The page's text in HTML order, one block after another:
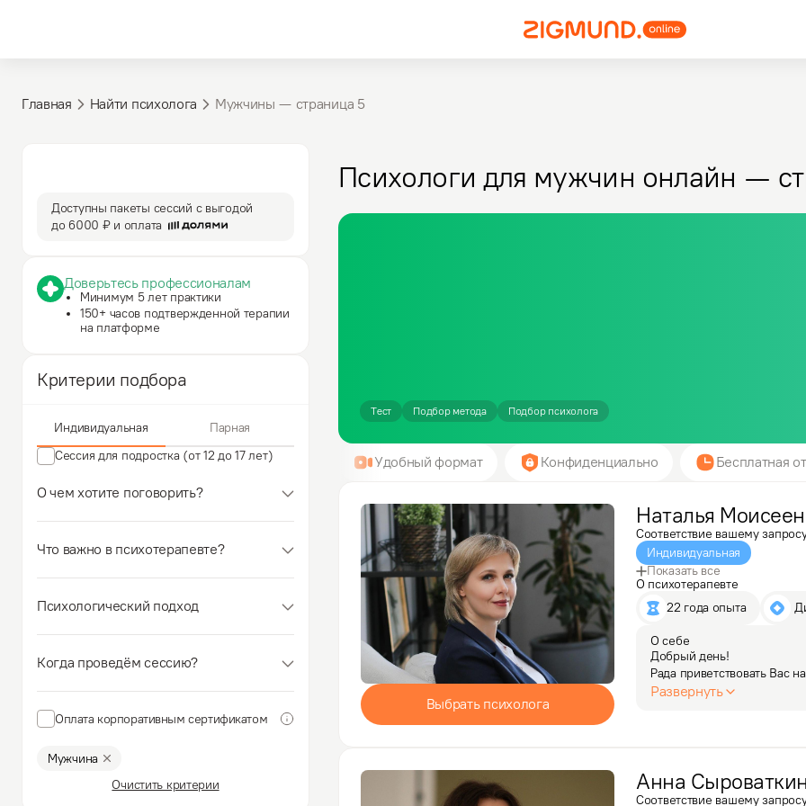
Главная Найти психолога Мужчины — cтраница 5
Доступны пакеты сессий с выгодой
до6000 ₽и оплата
Доверьтесь профессионалам
Минимум 5 лет практики
150+ часов подтвержденной терапии
на платформе
Критерии подбора
Индивидуальная
Парная
Сессия для подростка (от 12 до 17 лет)
О чем хотите поговорить?
Что важно в психотерапевте?
Психологический подход
Когда проведём сессию?
Оплата корпоративным сертификатом
Мужчина
Очистить критерии
Психологи для мужчин онлайн —
Тест Подбор метода Подбор психолога
Удобный формат Конфиденциально Бесплатная
Выбрать психолога
Наталья
Соответствие вашему
Индивидуальная
Показать все
О психотерапевте
22 года опыта
О себе
Добрый день!
Рада приветствовать Вас
За годы практики…
Развернуть
Анна
Соответствие вашему